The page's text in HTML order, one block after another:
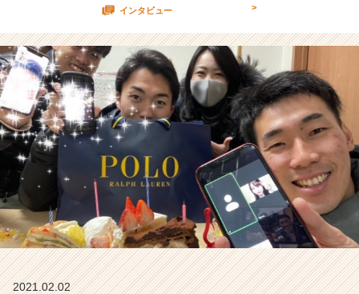
式
社
D
e
l
i
g
h
t
の
イ
ム
ラ
インタビュー >
2021.02.02